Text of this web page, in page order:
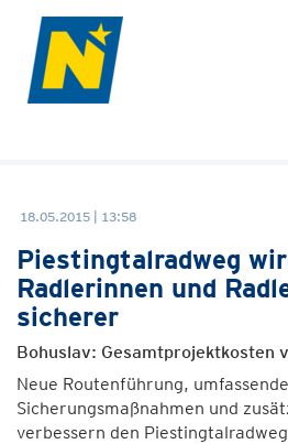
18.05.2015 | 13:58
Piestingtalradweg
Radlerinnen und
sicherer
Bohuslav: Gesamtprojektkosten
Neue Routenführung, umfassende
Sicherungsmaßnahmen und
verbessern den